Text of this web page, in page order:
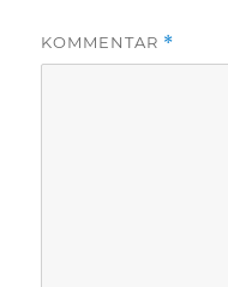
KOMMENTAR *